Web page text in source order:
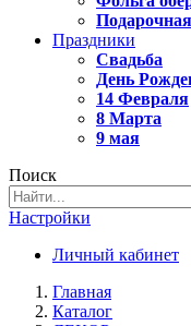
Праздники
Свадьба
День
14 Февраля
8 Марта
9 мая
Поиск
Настройки
Личный кабинет
Главная
Каталог